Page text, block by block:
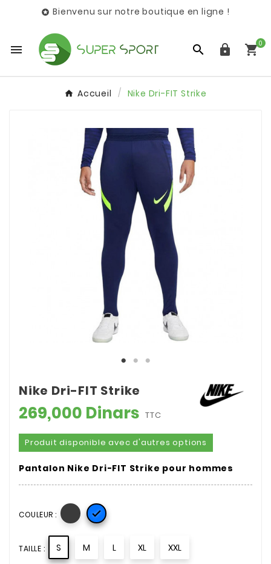
 Bienvenu sur notre boutique en ligne !
   0
Accueil Nike Dri-FIT Strike
Nike Dri-FIT Strike
269,000 Dinars TTC
Produit disponible avec d'autres options
Pantalon Nike Dri-FIT Strike pour hommes
COULEUR : 
TAILLE : S M L XL XXL